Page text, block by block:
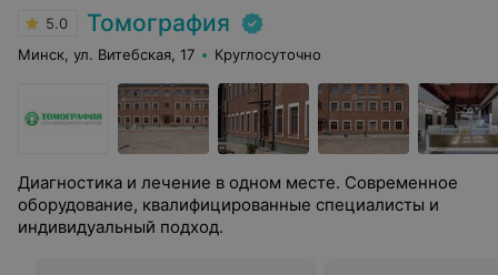
5.0 Томография
Минск, ул. Витебская, 17 Круглосуточно
Диагностика и лечение в одном месте. Современное
оборудование, квалифицированные специалисты и
индивидуальный подход.